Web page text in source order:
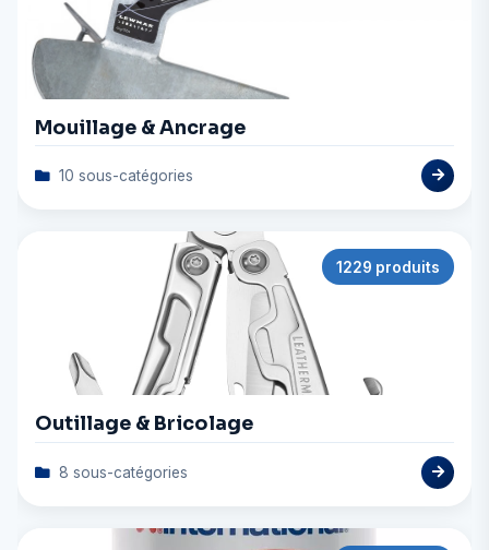
Mouillage & Ancrage
10 sous-catégories
1229 produits
Outillage & Bricolage
8 sous-catégories